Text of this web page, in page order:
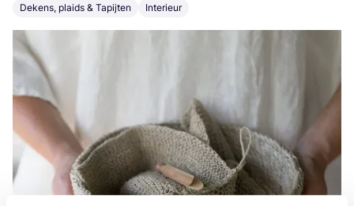
Dekens, plaids & Tapijten Interieur